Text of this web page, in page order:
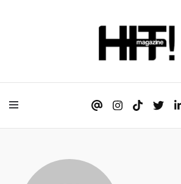
HIT!Magazine